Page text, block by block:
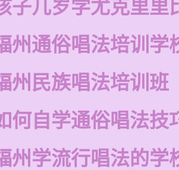
子几岁学尤克里里
州通俗唱法培训学
州民族唱法培训班
何自学通俗唱法技
州学流行唱法的学